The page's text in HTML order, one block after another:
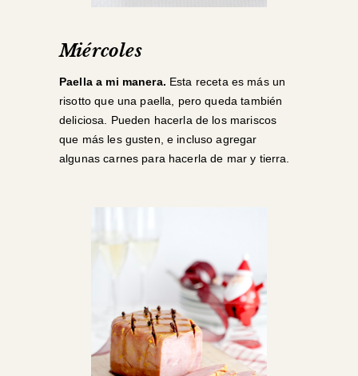
Miércoles
Paella a mi manera. Esta receta es más un
risotto que una paella, pero queda también
deliciosa. Pueden hacerla de los mariscos
que más les gusten, e incluso agregar
algunas carnes para hacerla de mar y tierra.